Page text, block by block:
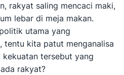
rakyat saling mencaci maki,
lebar di meja makan.
utama yang
tentu kita patut menganalisa
kekuatan tersebut yang
rakyat?